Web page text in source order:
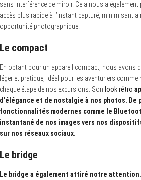
sans interférence de miroir. Cela nous a également
accès plus rapide à l’instant capturé, minimisant
opportunité photographique.
Le compact
En optant pour un appareil compact, nous avons
léger et pratique, idéal pour les aventuriers
chaque étape de nos excursions. Son look rétro
d’élégance et de nostalgie à nos photos.
fonctionnalités modernes comme le
instantané de nos images vers nos
sur nos réseaux sociaux.
Le bridge
Le bridge a également attiré notre
S
e
r
c
f
o